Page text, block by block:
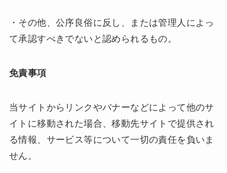
・その他、公序良俗に反し、または管理人によっ
て承認すべきでないと認められるもの。
免責事項
当サイトからリンクやバナーなどによって他のサ
イトに移動された場合、移動先サイトで提供され
る情報、サービス等について一切の責任を負いま
せん。